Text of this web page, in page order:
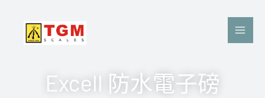
content
Excell 防水電子磅